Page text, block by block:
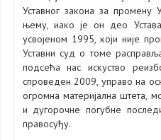
Уставног закона за промену
њему, иако је он део
усвојеном 1995, који није
Уставни суд о томе
подсећа нас искуство
спроведен 2009, управо на
огромна материјална штета,
и дугорочне погубне
правосуђу.